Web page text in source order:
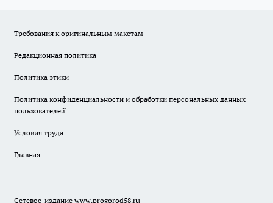
Требования к оригинальным макетам
Редакционная политика
Политика этики
Политика конфиденциальности и обработки персональных данных
пользователей̆
Условия труда
Главная
Сетевое-издание www.progorod58.ru